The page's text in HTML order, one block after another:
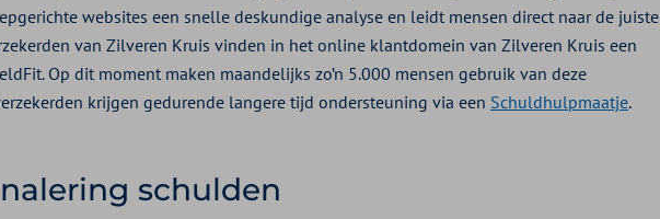
websites een snelle deskundige analyse en leidt mensen direct naar de juiste
van Zilveren Kruis vinden in het online klantdomein van Zilveren Kruis een
Op dit moment maken maandelijks zo’n 5.000 mensen gebruik van deze
krijgen gedurende langere tijd ondersteuning via een Schuldhulpmaatje.
schulden